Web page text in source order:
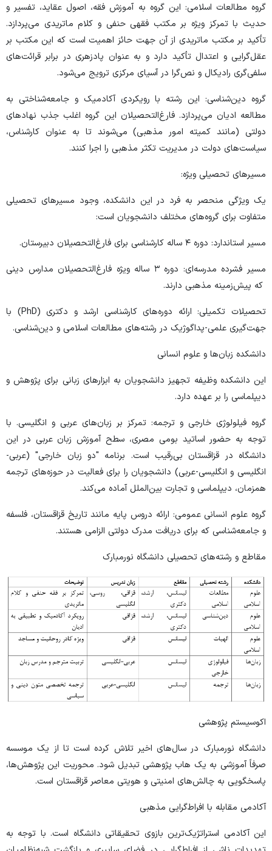
گروه مطالعات اسلامی: این گروه به آموزش فقه، اصول عقاید، تفسیر و
حدیث با تمرکز ویژه بر مکتب فقهی حنفی و کلام ماتریدی می‌پردازد.
تأکید بر مکتب ماتریدی از آن جهت حائز اهمیت است که این مکتب بر
عقل‌گرایی و اعتدال تأکید دارد و به عنوان پادزهری در برابر قرائت‌های
سلفی‌گری رادیکال و نص‌گرا در آسیای مرکزی ترویج می‌شود.
گروه دین‌شناسی: این رشته با رویکردی آکادمیک و جامعه‌شناختی به
مطالعه ادیان می‌پردازد. فارغ‌التحصیلان این گروه اغلب جذب نهادهای
دولتی (مانند کمیته امور مذهبی) می‌شوند تا به عنوان کارشناس،
سیاست‌های دولت در مدیریت تکثر مذهبی را اجرا کنند.
مسیرهای تحصیلی ویژه:
یک ویژگی منحصر به فرد در این دانشکده، وجود مسیرهای تحصیلی
متفاوت برای گروه‌های مختلف دانشجویان است:
مسیر استاندارد: دوره ۴ ساله کارشناسی برای فارغ‌التحصیلان دبیرستان.
مسیر فشرده مدرسه‌ای: دوره ۳ ساله ویژه فارغ‌التحصیلان مدارس دینی
که پیش‌زمینه مذهبی دارند.
تحصیلات تکمیلی: ارائه دوره‌های کارشناسی ارشد و دکتری (PhD) با
جهت‌گیری علمی-پداگوژیک در رشته‌های مطالعات اسلامی و دین‌شناسی.
دانشکده زبان‌ها و علوم انسانی
این دانشکده وظیفه تجهیز دانشجویان به ابزارهای زبانی برای پژوهش و
دیپلماسی را بر عهده دارد.
گروه فیلولوژی خارجی و ترجمه: تمرکز بر زبان‌های عربی و انگلیسی. با
توجه به حضور اساتید بومی مصری، سطح آموزش زبان عربی در این
دانشگاه در قزاقستان بی‌رقیب است. برنامه "دو زبان خارجی" (عربی-
انگلیسی و انگلیسی-عربی) دانشجویان را برای فعالیت در حوزه‌های ترجمه
همزمان، دیپلماسی و تجارت بین‌الملل آماده می‌کند.
گروه علوم انسانی عمومی: ارائه دروس پایه مانند تاریخ قزاقستان، فلسفه
و جامعه‌شناسی که برای دریافت مدرک دولتی الزامی هستند.
مقاطع و رشته‌های تحصیلی دانشگاه نورمبارک
اکوسیستم پژوهشی
دانشگاه نورمبارک در سال‌های اخیر تلاش کرده است تا از یک موسسه
صرفاً آموزشی به یک هاب پژوهشی تبدیل شود. محوریت این پژوهش‌ها،
پاسخگویی به چالش‌های امنیتی و هویتی معاصر قزاقستان است.
آکادمی مقابله با افراط‌گرایی مذهبی
این آکادمی استراتژیک‌ترین بازوی تحقیقاتی دانشگاه است. با توجه به